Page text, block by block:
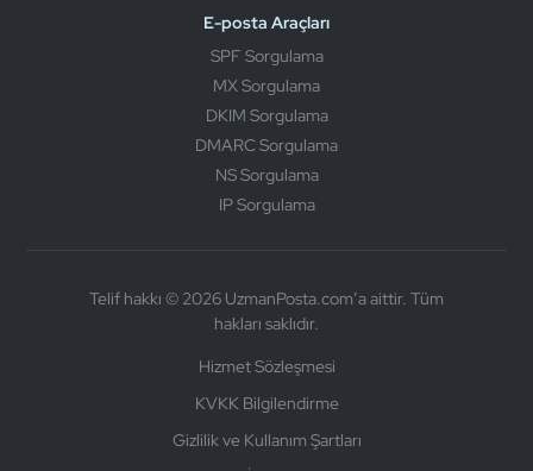
E-posta Araçları
SPF Sorgulama
MX Sorgulama
DKIM Sorgulama
DMARC Sorgulama
NS Sorgulama
IP Sorgulama
Telif hakkı © 2026 UzmanPosta.com’a aittir. Tüm
hakları saklıdır.
Hizmet Sözleşmesi
KVKK Bilgilendirme
Gizlilik ve Kullanım Şartları